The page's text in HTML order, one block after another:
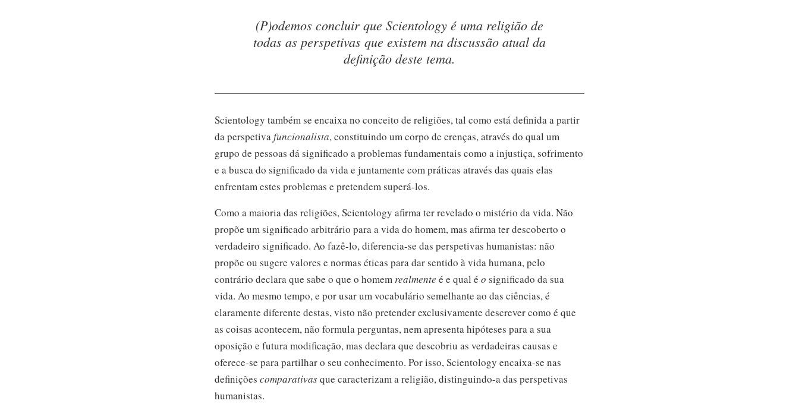
(P)odemos concluir que Scientology é uma religião de
todas as perspetivas que existem na discussão atual da
definição deste tema.
Scientology também se encaixa no conceito de religiões, tal como está definida a partir
da perspetiva funcionalista, constituindo um corpo de crenças, através do qual um
grupo de pessoas dá significado a problemas fundamentais como a injustiça, sofrimento
e a busca do significado da vida e juntamente com práticas através das quais elas
enfrentam estes problemas e pretendem superá-los.
Como a maioria das religiões, Scientology afirma ter revelado o mistério da vida. Não
propõe um significado arbitrário para a vida do homem, mas afirma ter descoberto o
verdadeiro significado. Ao fazê-lo, diferencia-se das perspetivas humanistas: não
propõe ou sugere valores e normas éticas para dar sentido à vida humana, pelo
contrário declara que sabe o que o homem realmente é e qual é o significado da sua
vida. Ao mesmo tempo, e por usar um vocabulário semelhante ao das ciências, é
claramente diferente destas, visto não pretender exclusivamente descrever como é que
as coisas acontecem, não formula perguntas, nem apresenta hipóteses para a sua
oposição e futura modificação, mas declara que descobriu as verdadeiras causas e
oferece-se para partilhar o seu conhecimento. Por isso, Scientology encaixa-se nas
definições comparativasque caracterizam a religião, distinguindo-a das perspetivas
humanistas.